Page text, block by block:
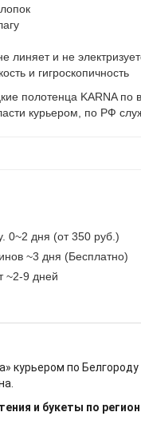
линяет и не
и гигроскопичность
полотенца KARNA
курьером, по РФ
0~2 дня (от 350 руб.)
~3 дня (Бесплатно)
~2-9 дней
курьером по
и букеты по